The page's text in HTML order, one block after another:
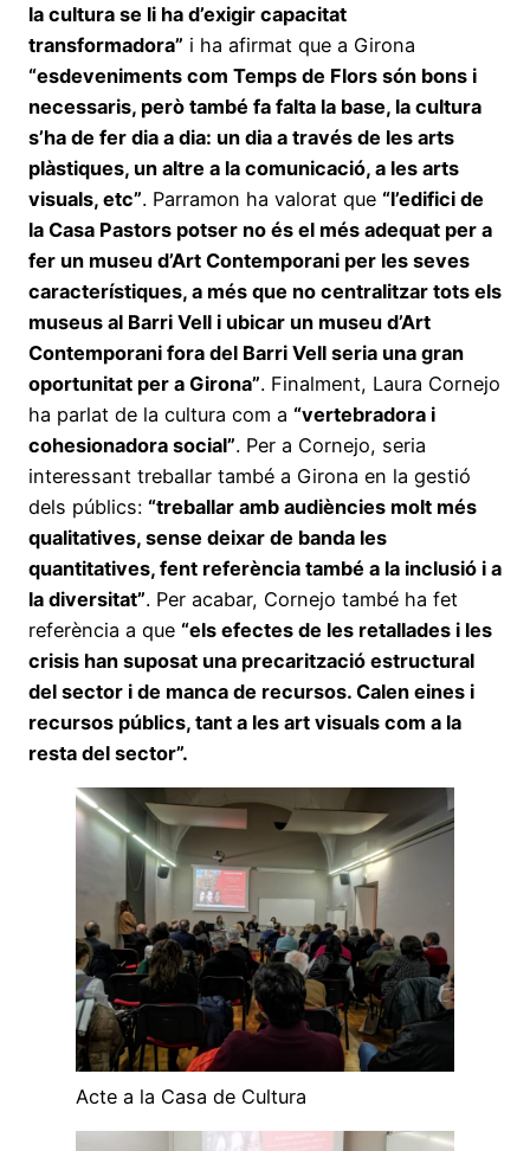
la cultura se li ha d’exigir capacitat
transformadora” i ha afirmat que a Girona
“esdeveniments com Temps de Flors són bons i
necessaris, però també fa falta la base, la cultura
s’ha de fer dia a dia: un dia a través de les arts
plàstiques, un altre a la comunicació, a les arts
visuals, etc”. Parramon ha valorat que “l’edifici de
la Casa Pastors potser no és el més adequat per a
fer un museu d’Art Contemporani per les seves
característiques, a més que no centralitzar tots els
museus al Barri Vell i ubicar un museu d’Art
Contemporani fora del Barri Vell seria una gran
oportunitat per a Girona”. Finalment, Laura Cornejo
ha parlat de la cultura com a “vertebradora i
cohesionadora social”. Per a Cornejo, seria
interessant treballar també a Girona en la gestió
dels públics: “treballar amb audiències molt més
qualitatives, sense deixar de banda les
quantitatives, fent referència també a la inclusió i a
la diversitat”. Per acabar, Cornejo també ha fet
referència a que “els efectes de les retallades i les
crisis han suposat una precarització estructural
del sector i de manca de recursos. Calen eines i
recursos públics, tant a les art visuals com a la
resta del sector”.
Acte a la Casa de Cultura